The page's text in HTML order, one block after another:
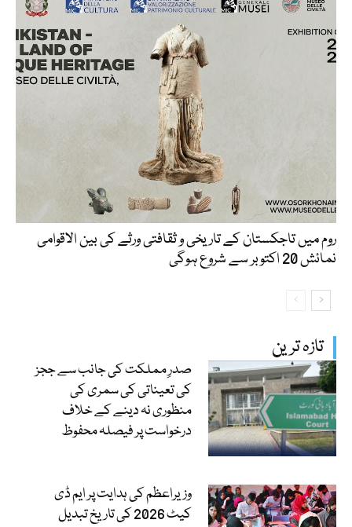
تازہ ترین
صدرِ مملکت کی جانب سے ججز
کی تعیناتی کی سمری کی
منظوری نہ دینے کے خلاف
درخواست پر فیصلہ محفوظ
وزیراعظم کی ہدایت پر ایم ڈی
کیٹ 2026 کی تاریخ تبدیل
روم میں تاجکستان کے تاریخی و ثقافتی ورثے کی بین الاقوامی
نمائش 20 اکتوبر سے شروع ہوگی